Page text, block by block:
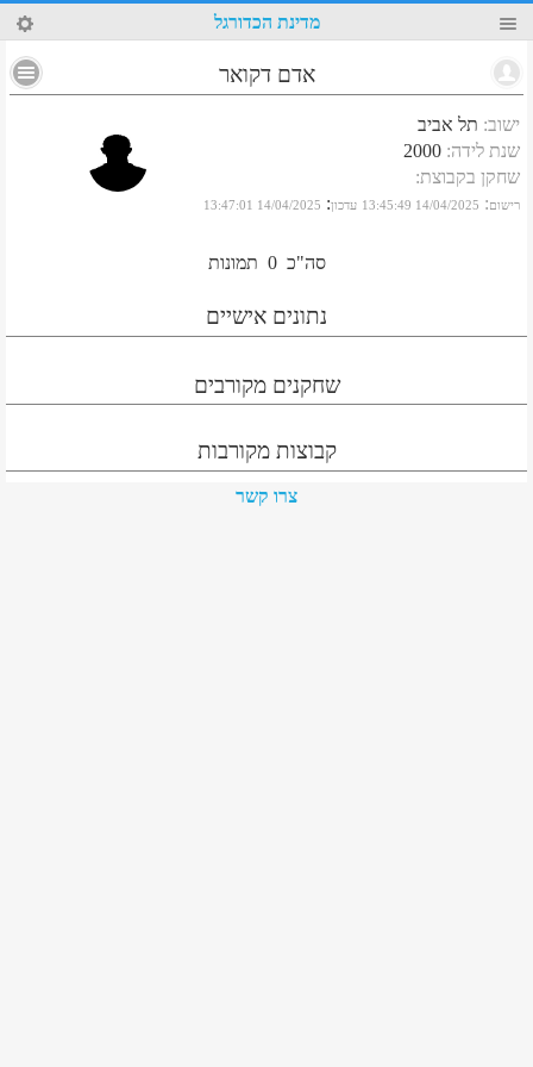
17 מדינת הכדורגל
אדם דקואר
ישוב: תל אביב
שנת לידה:
2000
שחקן בקבוצת:
רישום:
14/04/2025 13:45:49 עדכון:
14/04/2025 13:47:01
סה"כ 0 תמונות
נתונים אישיים
שחקנים מקורבים
קבוצות מקורבות
צרו קשר